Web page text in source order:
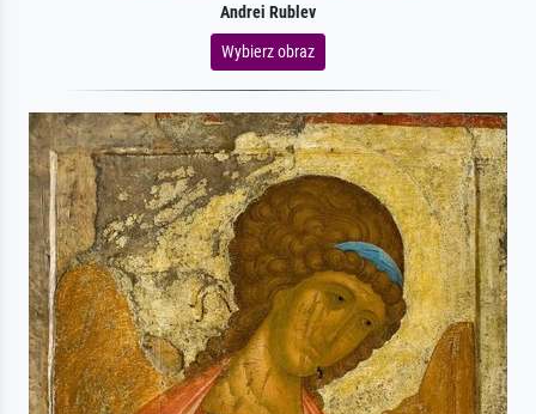
Andrei Rublev
Wybierz obraz